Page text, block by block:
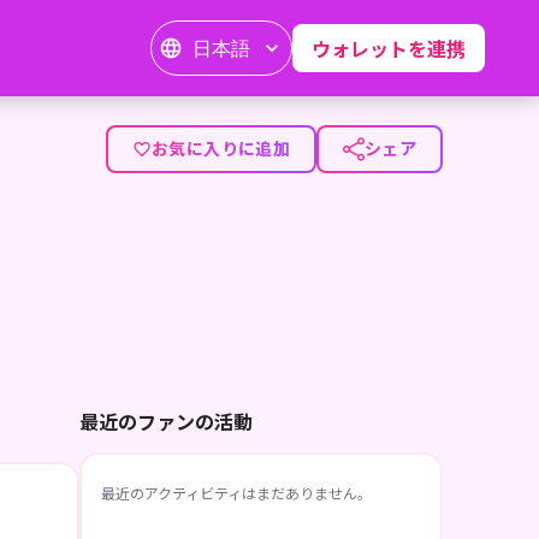
日本語 ウォレットを連携
お気に入りに追加 シェア
最近のファンの活動
最近のアクティビティはまだありません。